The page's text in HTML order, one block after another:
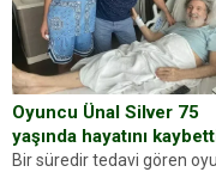
Oyuncu Ünal Silver 75
yaşında hayatını
Bir süredir tedavi gören